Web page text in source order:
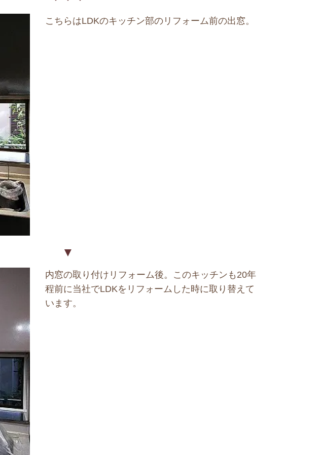
こちらはLDKのキッチン部のリフォーム前の出窓。
▼
内窓の取り付けリフォーム後。このキッチンも20年
程前に当社でLDKをリフォームした時に取り替えて
います。